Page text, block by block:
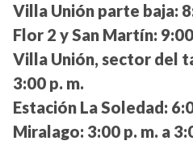
Villa Unión parte baja:
Flor 2 y San Martín:
Villa Unión, sector del
3:00 p. m.
Estación La Soledad:
Miralago: 3:00 p. m. a